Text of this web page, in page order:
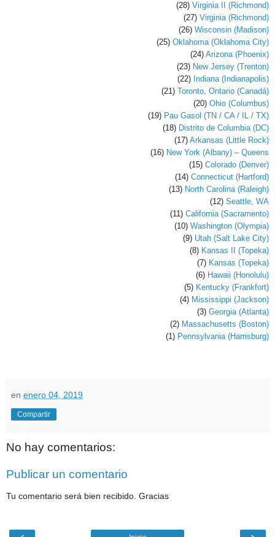
(28) Virginia II (Richmond)
(27) Virginia (Richmond)
(26) Wisconsin (Madison)
(25) Oklahoma (Oklahoma City)
(24) Arizona (Phoenix)
(23) New Jersey (Trenton)
(22) Indiana (Indianapolis)
(21) Toronto, Ontario (Canadá)
(20) Ohio (Columbus)
(19) Pau Gasol (TN / CA / IL / TX)
(18) Distrito de Columbia (DC)
(17) Arkansas (Little Rock)
(16) New York (Albany) – Queens
(15) Colorado (Denver)
(14) Connecticut (Hartford)
(13) North Carolina (Raleigh)
(12) Seattle, WA
(11) California (Sacramento)
(10) Washington (Olympia)
(9) Utah (Salt Lake City)
(8) Kansas II (Topeka)
(7) Kansas (Topeka)
(6) Hawaii (Honolulu)
(5) Kentucky (Frankfort)
(4) Mississippi (Jackson)
(3) Georgia (Atlanta)
(2) Massachusetts (Boston)
(1) Pennsylvania (Harrisburg)
en enero 04, 2019
Compartir
No hay comentarios:
Publicar un comentario
Tu comentario será bien recibido. Gracias